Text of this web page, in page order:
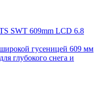
SWT 609mm LCD 6.8
гусеницей 609 мм
глубокого снега и